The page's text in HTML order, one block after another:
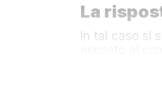
La
In tal caso si